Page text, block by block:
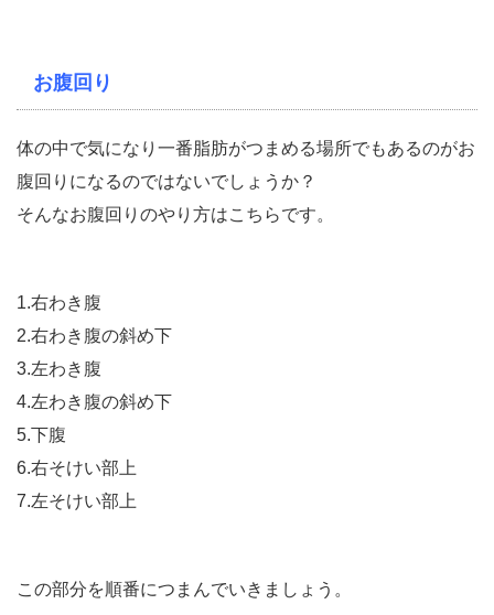
お腹回り
体の中で気になり一番脂肪がつまめる場所でもあるのがお
腹回りになるのではないでしょうか？
そんなお腹回りのやり方はこちらです。
1.右わき腹
2.右わき腹の斜め下
3.左わき腹
4.左わき腹の斜め下
5.下腹
6.右そけい部上
7.左そけい部上
この部分を順番につまんでいきましょう。